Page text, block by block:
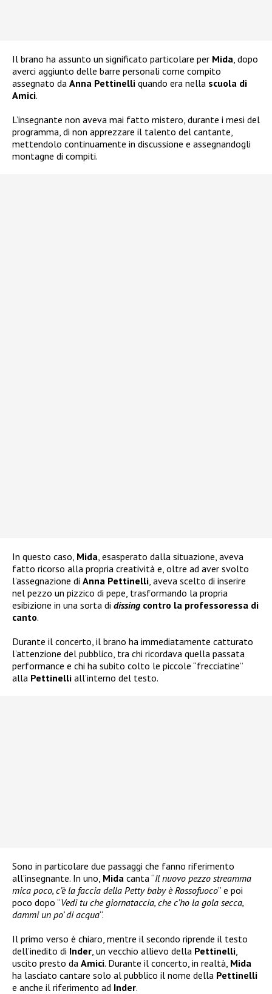
Il brano ha assunto un significato particolare per Mida , dopo
averci aggiunto delle barre personali come compito
assegnato da Anna Pettinelli quando era nella scuola di
Amici.
L’insegnante non aveva mai fatto mistero, durante i mesi del
programma, di non apprezzare il talento del cantante,
mettendolo continuamente in discussione e assegnandogli
montagne di compiti.
In questo caso, Mida , esasperato dalla situazione, aveva
fatto ricorso alla propria creatività e, oltre ad aver svolto
l’assegnazione di Anna Pettinelli , aveva scelto di inserire
nel pezzo un pizzico di pepe, trasformando la propria
esibizione in una sorta di dissing contro la professoressa di
canto.
Durante il concerto, il brano ha immediatamente catturato
l’attenzione del pubblico, tra chi ricordava quella passata
performance e chi ha subito colto le piccole “frecciatine”
alla Pettinelli all’interno del testo.
Sono in particolare due passaggi che fanno riferimento
all’insegnante. In uno, Mida canta “Il nuovo pezzo streamma
mica poco, c’è la faccia della Petty baby è Rossofuoco” e poi
poco dopo “Vedi tu che giornataccia, che c’ho la gola secca,
dammi un po’ di acqua“.
Il primo verso è chiaro, mentre il secondo riprende il testo
dell’inedito di Inder , un vecchio allievo della Pettinelli
uscito presto da Amici. Durante il concerto, in realtà, Mida
ha lasciato cantare solo al pubblico il nome della Pettinelli
e anche il riferimento ad Inder.